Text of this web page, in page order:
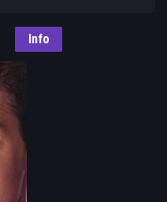
Info